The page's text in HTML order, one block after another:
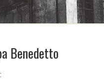
Benedetto